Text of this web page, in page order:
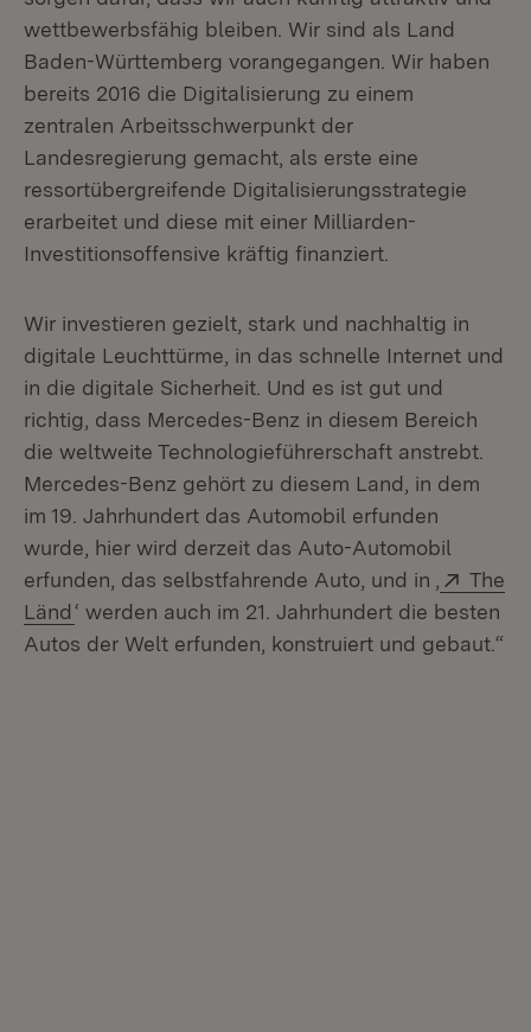
wettbewerbsfähig bleiben. Wir sind als Land
Baden-Württemberg vorangegangen. Wir haben
bereits 2016 die Digitalisierung zu einem
zentralen Arbeitsschwerpunkt der
Landesregierung gemacht, als erste eine
ressortübergreifende Digitalisierungsstrategie
erarbeitet und diese mit einer Milliarden-
Investitionsoffensive kräftig finanziert.
Wir investieren gezielt, stark und nachhaltig in
digitale Leuchttürme, in das schnelle Internet und
in die digitale Sicherheit. Und es ist gut und
richtig, dass Mercedes-Benz in diesem Bereich
die weltweite Technologieführerschaft anstrebt.
Mercedes-Benz gehört zu diesem Land, in dem
im 19. Jahrhundert das Automobil erfunden
wurde, hier wird derzeit das Auto-Automobil
erfunden, das selbstfahrende Auto, und in ‚
The
Länd(Öffnet in neuem Fenster)
‘ werden auch im 21. Jahrhundert die besten
Autos der Welt erfunden, konstruiert und gebaut.“